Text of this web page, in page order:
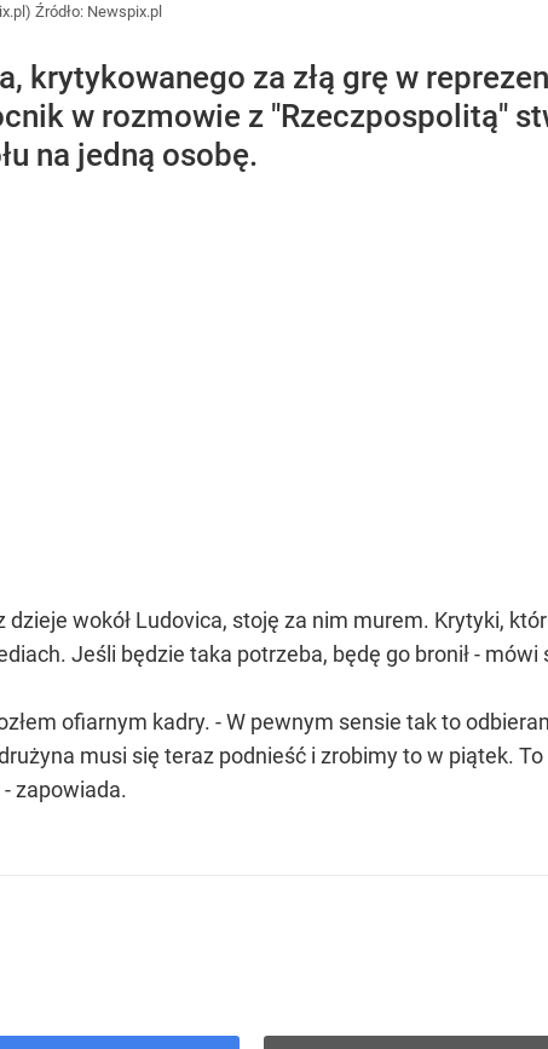
Źródło: Newspix.pl
krytykowanego za złą grę w
w rozmowie z "Rzeczpospolitą"
na jedną osobę.
wokół Ludovica, stoję za nim murem. Krytyki,
Jeśli będzie taka potrzeba, będę go bronił -
ofiarnym kadry. - W pewnym sensie tak to
musi się teraz podnieść i zrobimy to w piątek.
zapowiada.